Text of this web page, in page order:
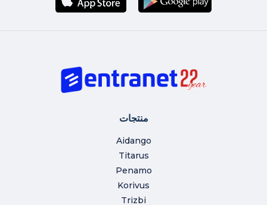
منتجات
Aidango
Titarus
Penamo
Korivus
Trizbi